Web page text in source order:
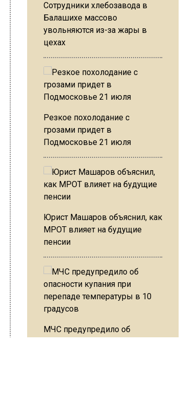
Сотрудники хлебозавода в
Балашихе массово
увольняются из-за жары в
цехах
Резкое похолодание с
грозами придет в
Подмосковье 21 июля
Юрист Машаров объяснил, как
МРОТ влияет на будущие
пенсии
МЧС предупредило об